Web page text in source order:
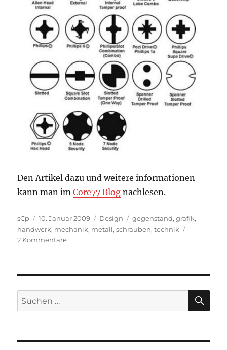
Den Artikel dazu und weitere informationen
kann man imCore77 Blog nachlesen.
Autor
sCp
Veröffentlicht
am
10. Januar 2009 Kategorien
Design Schlagwörter
gegenstand,grafik,
handwerk, mechanik, metall,schrauben,technik
2 Kommentarezu
Suchen
nach: